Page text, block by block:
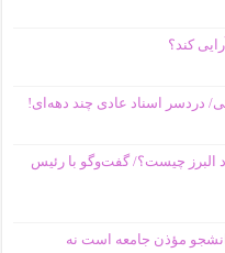
کند؟
دردسر اسناد عادی چند‌ دهه‌ای!
البرز چیست؟/ گفت‌وگو با رئیس
مؤذن جامعه است نه